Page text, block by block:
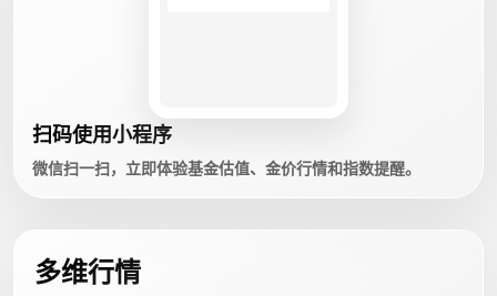
扫码使用小程序
微信扫一扫，立即体验基金估值、金价行情和指数提醒。
多维行情